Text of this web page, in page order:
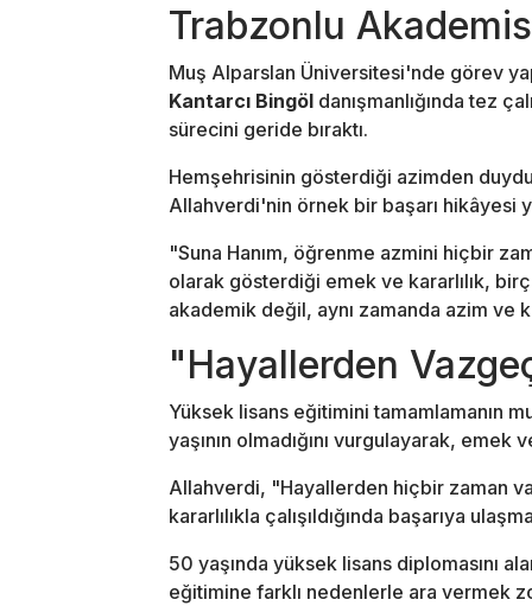
Trabzonlu
Muş Alparslan Üniversitesi'nde görev
Kantarcı Bingöl danışmanlığında tez
sürecini geride bıraktı.
Hemşehrisinin gösterdiği azimden
Allahverdi'nin örnek bir başarı hikâyesi
"Suna Hanım, öğrenme azmini hiçbir
olarak gösterdiği emek ve kararlılık,
akademik değil, aynı zamanda azim ve
"Hayallerden
Yüksek lisans eğitimini tamamlamanın
yaşının olmadığını vurgulayarak,
Allahverdi, "Hayallerden hiçbir zaman
kararlılıkla çalışıldığında başarıya
50 yaşında yüksek lisans diplomasını
eğitimine farklı nedenlerle ara vermek